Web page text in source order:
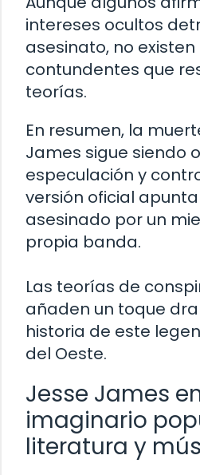
intereses ocultos
asesinato, no
contundentes que
teorías.
En resumen, la
James sigue siendo
especulación y
versión oficial
asesinado por un
propia banda.
Las teorías de
añaden un toque
historia de este
del Oeste.
Jesse James
imaginario
literatura y